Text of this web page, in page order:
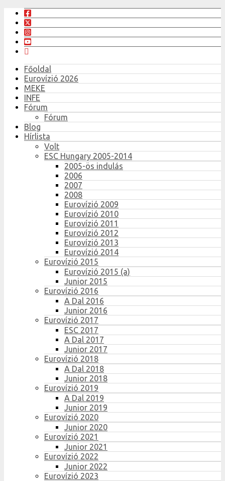
Főoldal
Eurovízió 2026
MEKE
INFE
Fórum
Fórum
Blog
Hírlista
Volt
ESC Hungary 2005-2014
2005-ös indulás
2006
2007
2008
Eurovízió 2009
Eurovízió 2010
Eurovízió 2011
Eurovízió 2012
Eurovízió 2013
Eurovízió 2014
Eurovízió 2015
Eurovízió 2015 (a)
Junior 2015
Eurovízió 2016
A Dal 2016
Junior 2016
Eurovízió 2017
ESC 2017
A Dal 2017
Junior 2017
Eurovízió 2018
A Dal 2018
Junior 2018
Eurovízió 2019
A Dal 2019
Junior 2019
Eurovízió 2020
Junior 2020
Eurovízió 2021
Junior 2021
Eurovízió 2022
Junior 2022
Eurovízió 2023